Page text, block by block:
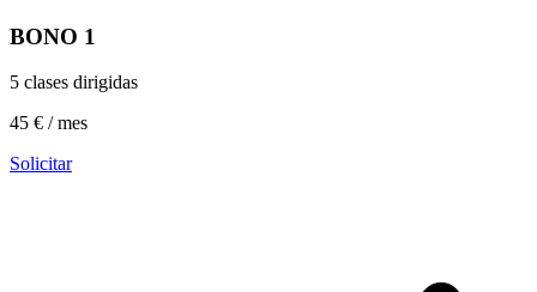
BONO 1
5 clases dirigidas
45 € / mes
Solicitar